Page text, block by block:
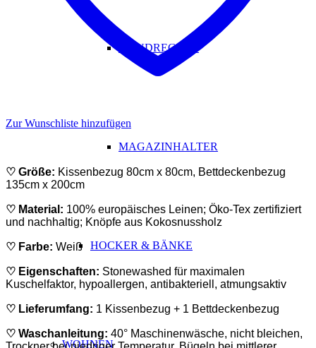
WANDREGALE
MAGAZINHALTER
HOCKER & BÄNKE
WOHNEN
Zur Wunschliste hinzufügen
♡ Größe: Kissenbezug 80cm x 80cm, Bettdeckenbezug
135cm x 200cm
♡ Material: 100% europäisches Leinen; Öko-Tex zertifiziert
und nachhaltig; Knöpfe aus Kokosnussholz
♡ Farbe: Weiß
♡ Eigenschaften: Stonewashed für maximalen
Kuschelfaktor, hypoallergen, antibakteriell, atmungsaktiv
♡ Lieferumfang: 1 Kissenbezug + 1 Bettdeckenbezug
♡ Waschanleitung: 40° Maschinenwäsche, nicht bleichen,